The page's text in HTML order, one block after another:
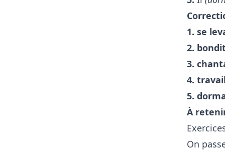
1. se
2.
3.
4.
5.
À
On